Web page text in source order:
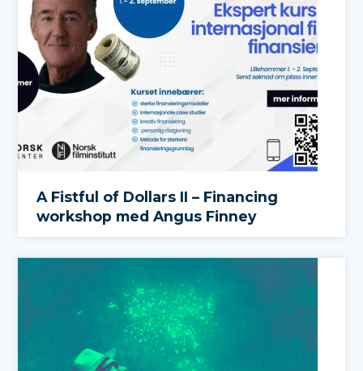
A Fistful of Dollars II – Financing
workshop med Angus Finney